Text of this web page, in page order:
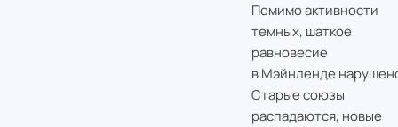
Помимо активности
темных, шаткое
равновесие
в Мэйнленде
Старые союзы
распадаются, новые